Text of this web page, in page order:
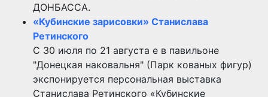
ДОНБАССА.
«Кубинские зарисовки» Станислава
Ретинского
С 30 июля по 21 августа е в павильоне
"Донецкая наковальня" (Парк кованых фигур)
экспонируется персональная выставка
Станислава Ретинского «Кубинские